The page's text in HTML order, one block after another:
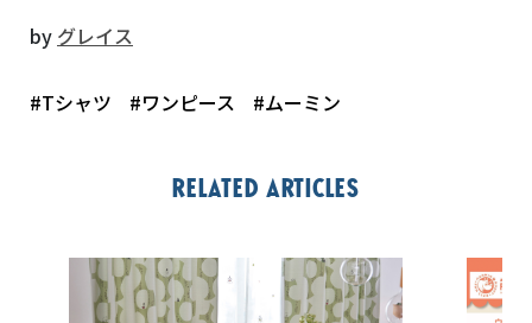
by グレイス
#Tシャツ #ワンピース #ムーミン
Related articles